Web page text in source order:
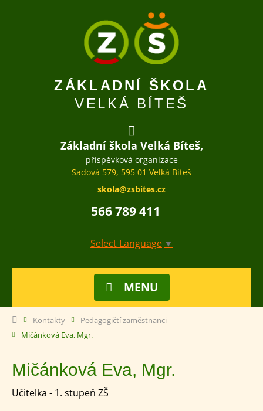
ZÁKLADNÍ ŠKOLA
VELKÁ BÍTEŠ
Základní škola Velká Bíteš,
příspěvková organizace
Sadová 579, 595 01 Velká Bíteš
skola@zsbites.cz
566 789 411
Select Language ▼
MENU
Kontakty
Pedagogičtí zaměstnanci
Mičánková Eva, Mgr.
Mičánková Eva, Mgr.
Učitelka - 1. stupeň ZŠ